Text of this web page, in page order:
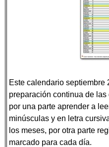
Este calendario septiembre
preparación continua de
por una parte aprender a
minúsculas y en letra
los meses, por otra parte
marcado para cada día.